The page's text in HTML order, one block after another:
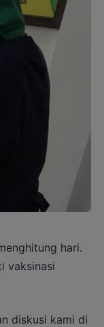
hari.
vaksinasi
diskusi kami di